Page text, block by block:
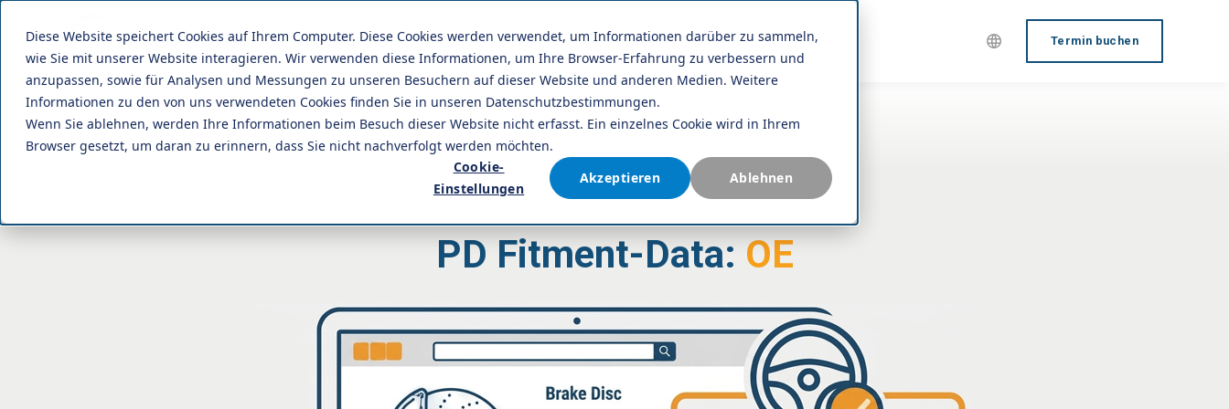
Diese Website speichert Cookies auf Ihrem Computer. Diese Cookies werden verwendet, um Informationen darüber zu sammeln,
wie Sie mit unserer Website interagieren. Wir verwenden diese Informationen, um Ihre Browser-Erfahrung zu verbessern und
anzupassen, sowie für Analysen und Messungen zu unseren Besuchern auf dieser Website und anderen Medien. Weitere
Informationen zu den von uns verwendeten Cookies finden Sie in unseren Datenschutzbestimmungen.
Wenn Sie ablehnen, werden Ihre Informationen beim Besuch dieser Website nicht erfasst. Ein einzelnes Cookie wird in Ihrem
Browser gesetzt, um daran zu erinnern, dass Sie nicht nachverfolgt werden möchten.
Cookie-
Einstellungen
Akzeptieren Ablehnen
Lösungen Unternehmen Kontakt Termin buchen
Ideal für:Teilehändler& Shopbetreiber
PD Fitment-Data: OE